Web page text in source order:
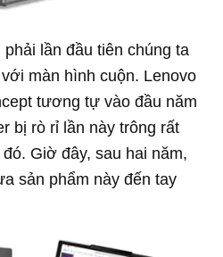
lần đầu tiên chúng ta
màn hình cuộn. Lenovo
tương tự vào đầu năm
bị rò rỉ lần này trông rất
Giờ đây, sau hai năm,
sản phẩm này đến tay